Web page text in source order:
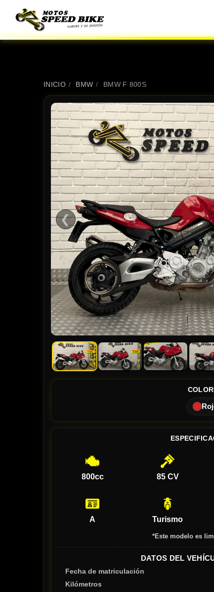
INICIO / BMW / BMW F 800S
❮
800cc 85 CV
A Turismo
*Este modelo es
DATOS DEL
Fecha de matriculación
Kilómetros